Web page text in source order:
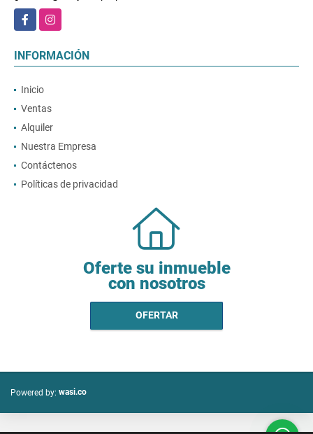
FacebookInstagram
INFORMACIÓN
Inicio
Ventas
Alquiler
Nuestra Empresa
Contáctenos
Políticas de privacidad
Oferte su inmueble
con nosotros
OFERTAR
Powered by: wasi.co